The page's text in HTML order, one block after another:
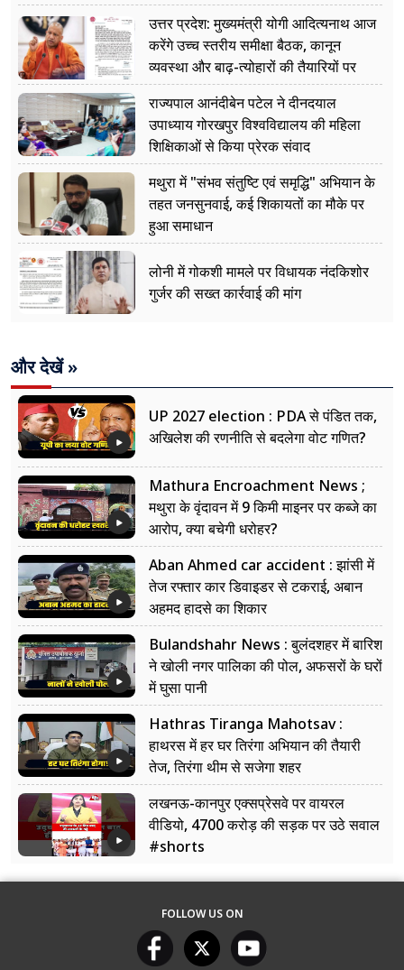
उत्तर प्रदेश: मुख्यमंत्री योगी आदित्यनाथ आज
करेंगे उच्च स्तरीय समीक्षा बैठक, कानून
व्यवस्था और बाढ़-त्योहारों की तैयारियों पर
नजर
राज्यपाल आनंदीबेन पटेल ने दीनदयाल
उपाध्याय गोरखपुर विश्वविद्यालय की महिला
शिक्षिकाओं से किया प्रेरक संवाद
मथुरा में "संभव संतुष्टि एवं समृद्धि" अभियान के
तहत जनसुनवाई, कई शिकायतों का मौके पर
हुआ समाधान
लोनी में गोकशी मामले पर विधायक नंदकिशोर
गुर्जर की सख्त कार्रवाई की मांग
और देखें »
UP 2027 election : PDA से पंडित तक,
अखिलेश की रणनीति से बदलेगा वोट गणित?
Mathura Encroachment News ;
मथुरा के वृंदावन में 9 किमी माइनर पर कब्जे का
आरोप, क्या बचेगी धरोहर?
Aban Ahmed car accident : झांसी में
तेज रफ्तार कार डिवाइडर से टकराई, अबान
अहमद हादसे का शिकार
Bulandshahr News : बुलंदशहर में बारिश
ने खोली नगर पालिका की पोल, अफसरों के घरों
में घुसा पानी
Hathras Tiranga Mahotsav :
हाथरस में हर घर तिरंगा अभियान की तैयारी
तेज, तिरंगा थीम से सजेगा शहर
लखनऊ-कानपुर एक्सप्रेसवे पर वायरल
वीडियो, 4700 करोड़ की सड़क पर उठे सवाल
#shorts
FOLLOW US ON